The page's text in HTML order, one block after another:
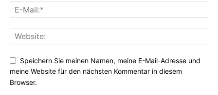
Speichern Sie meinen Namen, meine E-Mail-Adresse und
meine Website für den nächsten Kommentar in diesem
Browser.